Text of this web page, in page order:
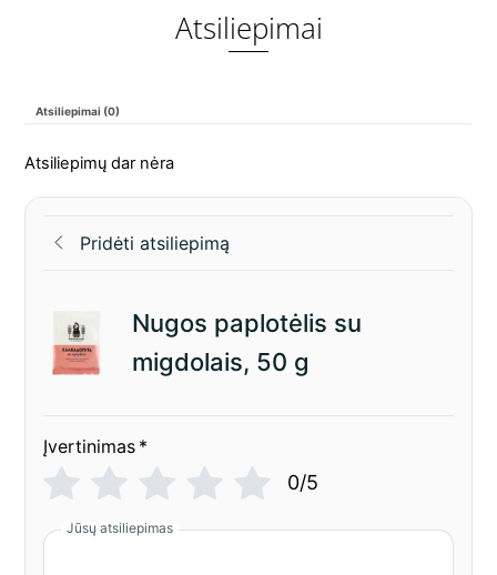
Atsiliepimai
Atsiliepimai (0)
Atsiliepimų dar nėra
Pridėti atsiliepimą
Nugos paplotėlis su
migdolais, 50 g
Įvertinimas *
0/5
Jūsų atsiliepimas